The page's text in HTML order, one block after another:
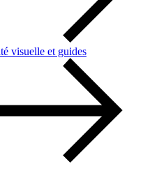
visuelle et guides